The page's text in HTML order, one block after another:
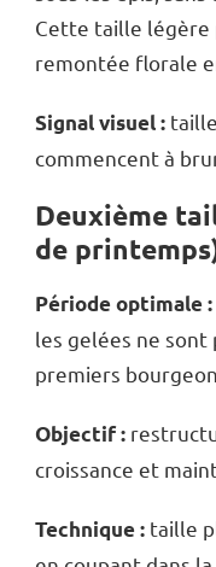
Cette taille légère
remontée florale
Signal visuel :
commencent à
Deuxième
de
Période optimale :
les gelées ne sont
premiers
Objectif :
croissance et
Technique : taille